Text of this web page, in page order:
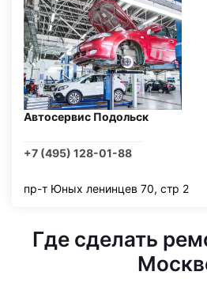
Автосервис Подольск
+7 (495) 128-01-88
пр-т Юных ленинцев 70, стр 2
Где сделать